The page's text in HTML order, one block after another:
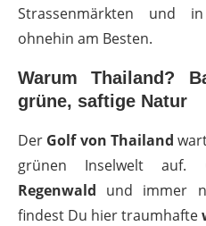
Strassenmärkten und
ohnehin am Besten.
Warum Thailand?
grüne, saftige Natur
Der Golf von Thailand
grünen Inselwelt auf.
Regenwald und immer
findest Du hier traumhafte